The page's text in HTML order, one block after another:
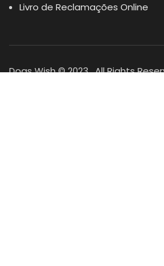
Livro de Reclamações Online
Dogs Wish © 2023 . All Rights